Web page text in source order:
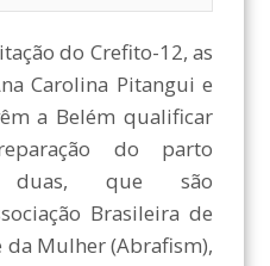
do Crefito-12, as
Carolina Pitangui e
a Belém qualificar
do parto
duas, que são
Brasileira de
da Mulher (Abrafism),